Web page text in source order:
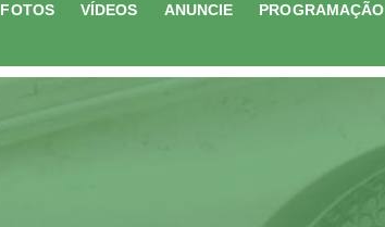
FOTOS VÍDEOS ANUNCIE PROGRAMAÇÃO